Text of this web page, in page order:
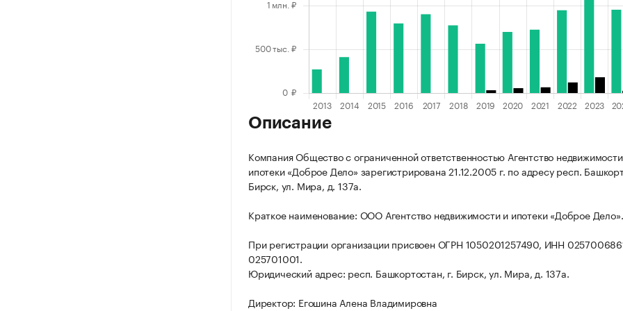
Описание
Компания Общество с ограниченной ответственностью Агентство
ипотеки «Доброе Дело» зарегистрирована 21.12.2005 г. по адресу респ.
Бирск, ул. Мира, д. 137а.
Краткое наименование: ООО Агентство недвижимости и ипотеки «Доброе Дело».
При регистрации организации присвоен ОГРН 1050201257490, ИНН
025701001.
Юридический адрес: респ. Башкортостан, г. Бирск, ул. Мира, д. 137а.
Директор: Егошина Алена Владимировна